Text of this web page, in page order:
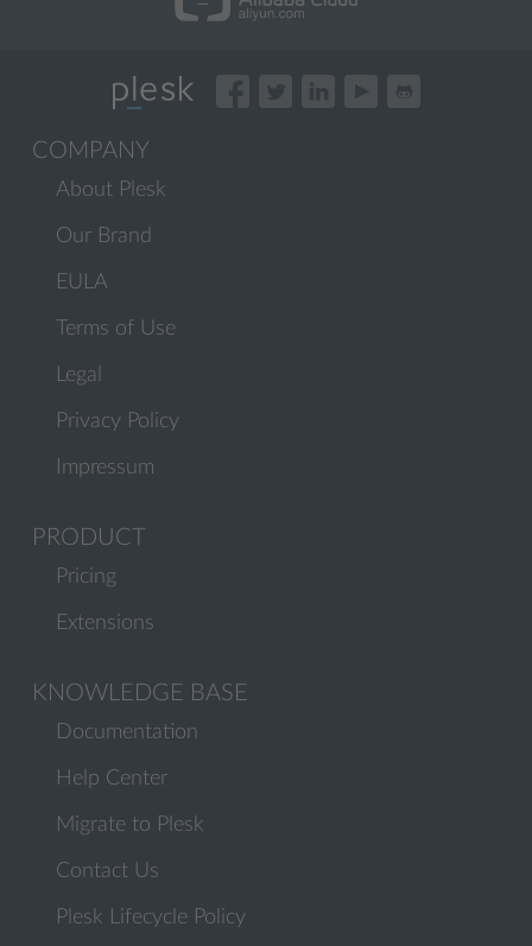
COMPANY
About Plesk
Our Brand
EULA
Terms of Use
Legal
Privacy Policy
Impressum
PRODUCT
Pricing
Extensions
KNOWLEDGE BASE
Documentation
Help Center
Migrate to Plesk
Contact Us
Plesk Lifecycle Policy